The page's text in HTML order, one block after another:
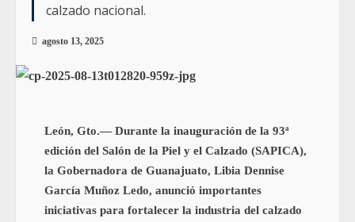
calzado nacional.
agosto 13, 2025
León, Gto.— Durante la inauguración de la 93ª
edición del Salón de la Piel y el Calzado (SAPICA),
la Gobernadora de Guanajuato, Libia Dennise
García Muñoz Ledo, anunció importantes
iniciativas para fortalecer la industria del calzado